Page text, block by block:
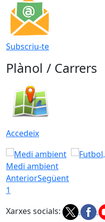
Subscriu-te
Plànol / Carrers
Accedeix
Medi ambient
AnteriorSegüent
1
Xarxes socials: